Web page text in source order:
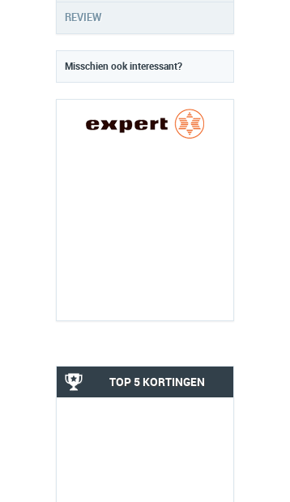
REVIEW
Misschien ook interessant?
TOP 5 KORTINGEN